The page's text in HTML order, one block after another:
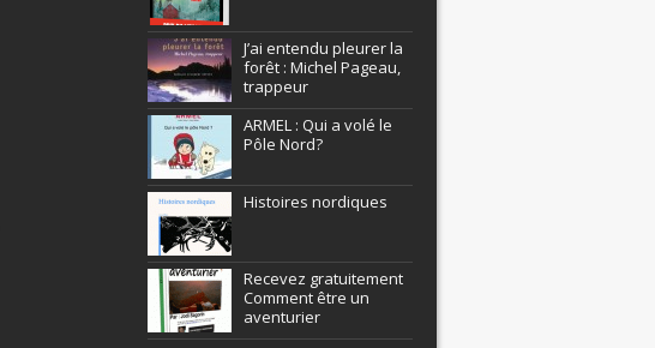
J’ai entendu pleurer la
forêt : Michel Pageau,
trappeur
ARMEL : Qui a volé le
Pôle Nord?
Histoires nordiques
Recevez gratuitement
Comment être un
aventurier